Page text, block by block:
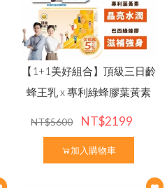
【1+1美好組合】頂級三日齡
蜂王乳 x 專利綠蜂膠葉黃素
NT$5600 NT$2199
加入購物車